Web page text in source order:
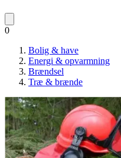
0
Bolig & have
Energi & opvarmning
Brændsel
Træ & brænde